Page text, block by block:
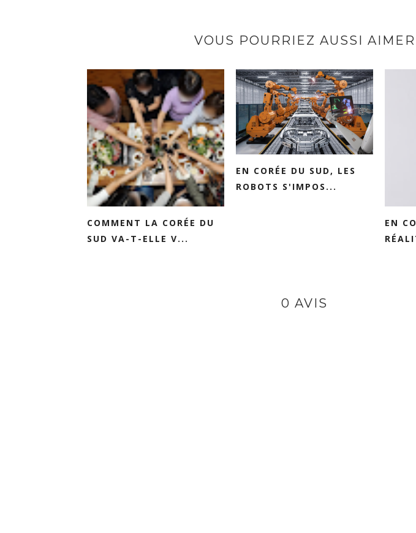
VOUS POURRIEZ AUSSI AIMER
COMMENT LA CORÉE DU
SUD VA-T-ELLE V...
EN CORÉE DU SUD, LES
ROBOTS S'IMPOS...
EN
0 AVIS